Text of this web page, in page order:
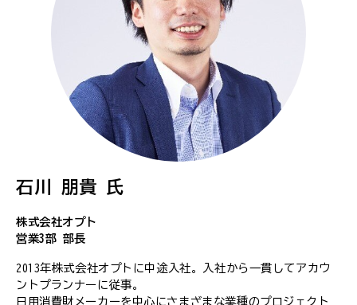
石川 朋貴 氏
株式会社オプト
営業3部 部長
2013年株式会社オプトに中途入社。入社から一貫してアカウ
ントプランナーに従事。
日用消費財メーカーを中心にさまざまな業種のプロジェクト